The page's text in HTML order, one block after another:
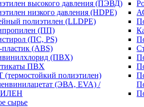
высокого давления (ПЭВД)
низкого давления (HDPE)
полиэтилен (LLDPE)
(ПП)
(ПС, PS)
(ABS)
(ПВХ)
ПВХ
(термостойкий полиэтилен)
(ЭВА, EVA) /
сырье